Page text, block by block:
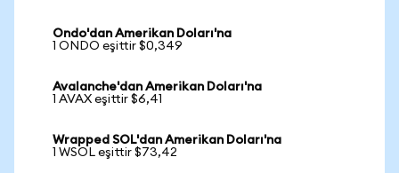
Ondo'dan Amerikan Doları'na
1 ONDO eşittir $0,349
Avalanche'dan Amerikan Doları'na
1 AVAX eşittir $6,41
Wrapped SOL'dan Amerikan Doları'na
1 WSOL eşittir $73,42